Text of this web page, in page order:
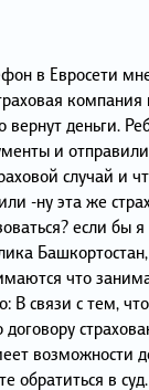
в Евросети
вернут деньги.
и
случай и
-ну эта же
если
что
В связи с тем,
возможности
обратиться в